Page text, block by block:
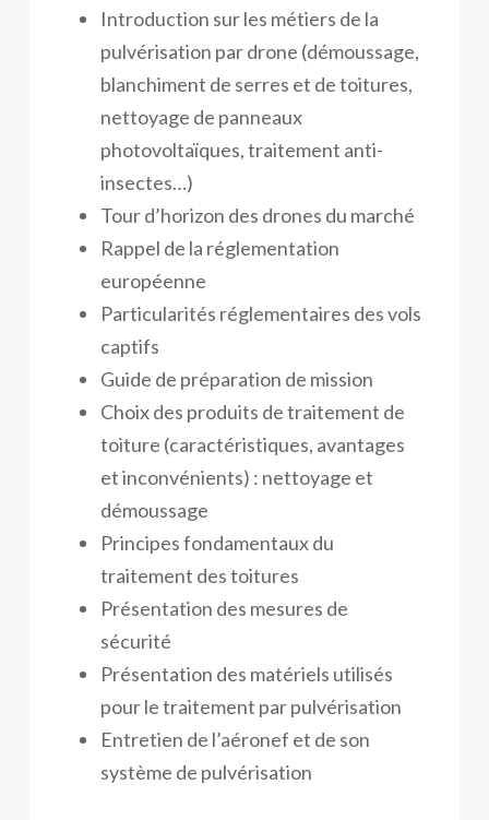
Introduction sur les métiers de la
pulvérisation par drone (démoussage,
blanchiment de serres et de toitures,
nettoyage de panneaux
photovoltaïques, traitement anti-
insectes…)
Tour d’horizon des drones du marché
Rappel de la réglementation
européenne
Particularités réglementaires des vols
captifs
Guide de préparation de mission
Choix des produits de traitement de
toiture (caractéristiques, avantages
et inconvénients) : nettoyage et
démoussage
Principes fondamentaux du
traitement des toitures
Présentation des mesures de
sécurité
Présentation des matériels utilisés
pour le traitement par pulvérisation
Entretien de l’aéronef et de son
système de pulvérisation